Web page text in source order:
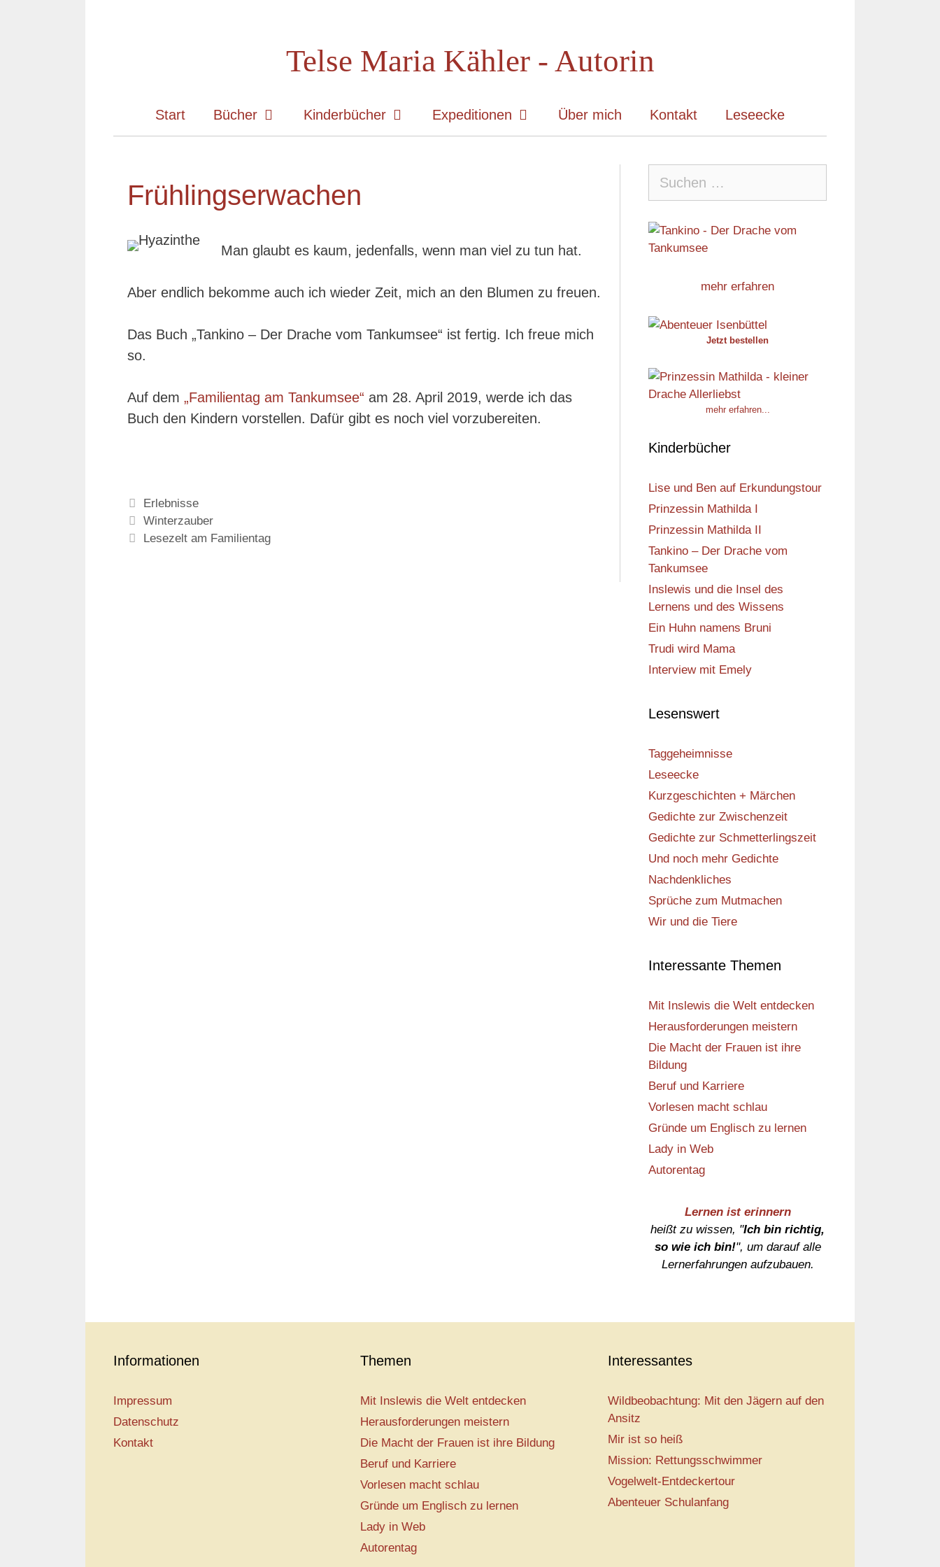
Telse Maria Kähler - Autorin
Start Bücher Kinderbücher Expeditionen Über mich Kontakt Leseecke
Frühlingserwachen
Man glaubt es kaum, jedenfalls, wenn man viel zu tun hat.
Aber endlich bekomme auch ich wieder Zeit, mich an den Blumen zu freuen.
Das Buch „Tankino – Der Drache vom Tankumsee“ ist fertig. Ich freue mich
so.
Auf dem „Familientag am Tankumsee“ am 28. April 2019, werde ich das
Buch den Kindern vorstellen. Dafür gibt es noch viel vorzubereiten.
Kategorien
Erlebnisse
Winterzauber
Lesezelt am Familientag
nach:
mehr erfahren
Jetzt bestellen
mehr erfahren...
Kinderbücher
Lise und Ben auf Erkundungstour
Prinzessin Mathilda I
Prinzessin Mathilda II
Tankino – Der Drache vom
Tankumsee
Inslewis und die Insel des
Lernens und des Wissens
Ein Huhn namens Bruni
Trudi wird Mama
Interview mit Emely
Lesenswert
Taggeheimnisse
Leseecke
Kurzgeschichten + Märchen
Gedichte zur Zwischenzeit
Gedichte zur Schmetterlingszeit
Und noch mehr Gedichte
Nachdenkliches
Sprüche zum Mutmachen
Wir und die Tiere
Interessante Themen
Mit Inslewis die Welt entdecken
Herausforderungen meistern
Die Macht der Frauen ist ihre
Bildung
Beruf und Karriere
Vorlesen macht schlau
Gründe um Englisch zu lernen
Lady in Web
Autorentag
Lernen ist erinnern
heißt zu wissen, "Ich bin richtig,
so wie ich bin!", um darauf alle
Lernerfahrungen aufzubauen.
Informationen
Impressum
Datenschutz
Kontakt
Themen
Mit Inslewis die Welt entdecken
Herausforderungen meistern
Die Macht der Frauen ist ihre Bildung
Beruf und Karriere
Vorlesen macht schlau
Gründe um Englisch zu lernen
Lady in Web
Autorentag
Interessantes
Wildbeobachtung: Mit den Jägern auf den
Ansitz
Mir ist so heiß
Mission: Rettungsschwimmer
Vogelwelt-Entdeckertour
Abenteuer Schulanfang